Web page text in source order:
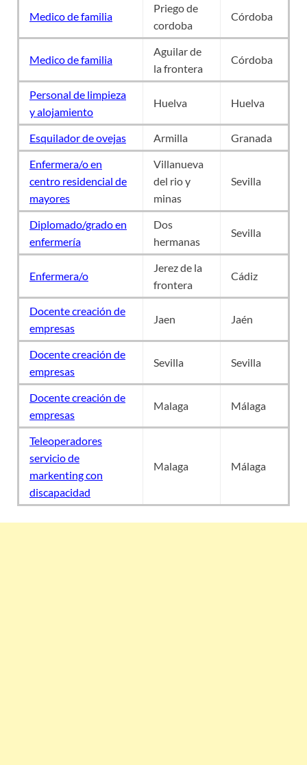
Medico de familia
Priego de
cordoba
Córdoba
Medico de familia
Aguilar de
la frontera
Córdoba
Personal de limpieza
y alojamiento
Huelva Huelva
Esquilador de ovejas Armilla
Granada
Enfermera/o en
centro residencial de
mayores
Villanueva
del rio y
minas
Sevilla
Diplomado/grado en
enfermería
Dos
hermanas
Sevilla
Enfermera/o
Jerez de la
frontera
Cádiz
Docente creación de
empresas
Jaen Jaén
Docente creación de
empresas
Sevilla Sevilla
Docente creación de
empresas
Malaga Málaga
Teleoperadores
servicio de
markenting con
discapacidad
Malaga Málaga